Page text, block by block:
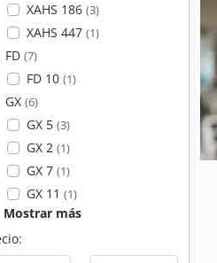
XAHS 186 (3)
XAHS 447 (1)
FD (7)
FD 10 (1)
GX (6)
GX 5 (3)
GX 2 (1)
GX 7 (1)
GX 11 (1)
Mostrar más